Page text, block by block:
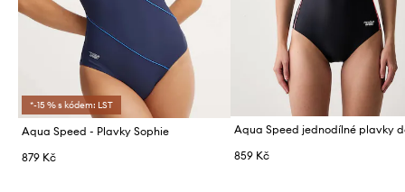
*-15 % s kódem: LST
Aqua Speed - Plavky Sophie
879 Kč
859 Kč